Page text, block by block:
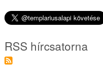
RSS hírcsatorna